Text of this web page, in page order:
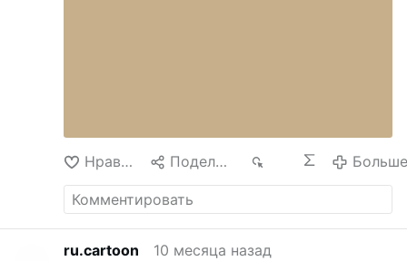
Нравится Поделиться Больше
ru.cartoon
10 месяца назад